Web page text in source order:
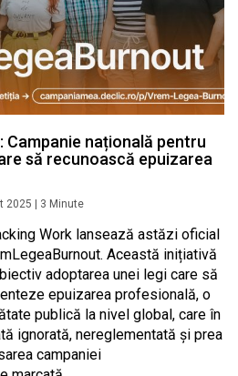
națională pentru
să recunoască epuizarea
2025 3 Minute
Work lansează astăzi oficial
Această inițiativă
adoptarea unei legi care să
epuizarea profesională, o
publică la nivel global, care în
ignorată, nereglementată și prea
campaniei